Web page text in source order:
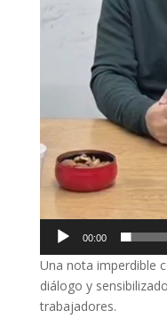
00:00
Una nota imperdible
diálogo y
trabajadores.